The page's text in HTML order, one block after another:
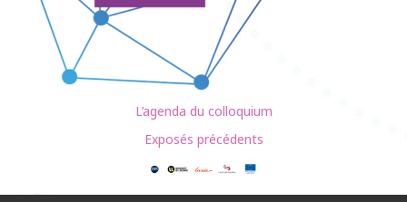
L’agenda du colloquium
Exposés précédents